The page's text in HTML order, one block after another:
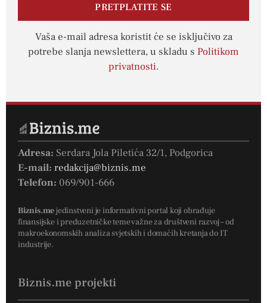
PRETPLATITE SE
Vaša e-mail adresa koristit će se isključivo za
potrebe slanja newslettera, u skladu s Politikom
privatnosti.
Adresa: Serdara Jola Piletića 32/1, Podgorica
E-mail: redakcija@biznis.me
Telefon: 069/901-666
Biznis.mejedinstveni je informativni portal koji obrađuje
finansijske i preduzetničke teme važne za društveni razvoj – od
makroekonomskih analiza svjetskih i domaćih kretanja do IT
industrije.
Biznis.me projekti